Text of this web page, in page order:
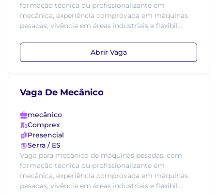
formação técnica ou profissionalizante em
mecânica, experiência comprovada em máquinas
pesadas, vivência em áreas industriais e flexibil...
Abrir Vaga
Vaga De Mecânico
mecânico
Comprex
Presencial
Serra / ES
Vaga para mecânico de máquinas pesadas, com
formação técnica ou profissionalizante em
mecânica, experiência comprovada em máquinas
pesadas, vivência em áreas industriais e flexibil...